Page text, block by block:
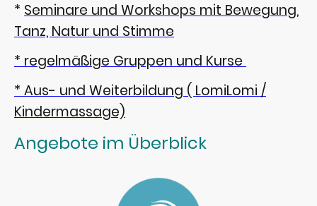
* Seminare und Workshops mit Bewegung,
Tanz, Natur und Stimme
* regelmäßige Gruppen und Kurse
* Aus- und Weiterbildung ( LomiLomi /
Kindermassage)
Angebote im Überblick